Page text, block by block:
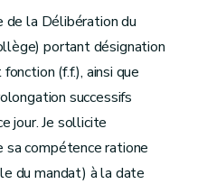
de la Délibération du
portant désignation
(f.f.), ainsi que
successifs
jour. Je sollicite
sa compétence ratione
du mandat) à la date